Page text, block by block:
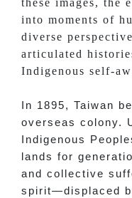
these images, the
into moments of
diverse
articulated
Indigenous self-
In 1895, Taiwan
overseas colony.
Indigenous
lands for
and collective
spirit—displaced